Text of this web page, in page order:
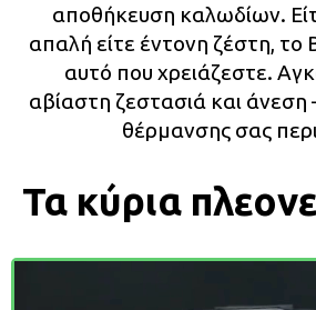
αποθήκευση καλωδίων.
απαλή είτε έντονη ζέστη, το
αυτό που χρειάζεστε.
αβίαστη ζεστασιά και άνεση
θέρμανσης σας
Τα κύρια